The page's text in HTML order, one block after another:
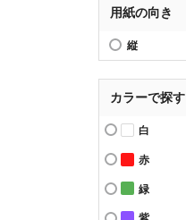
用紙の向き
縦
カラーで探す
白
赤
緑